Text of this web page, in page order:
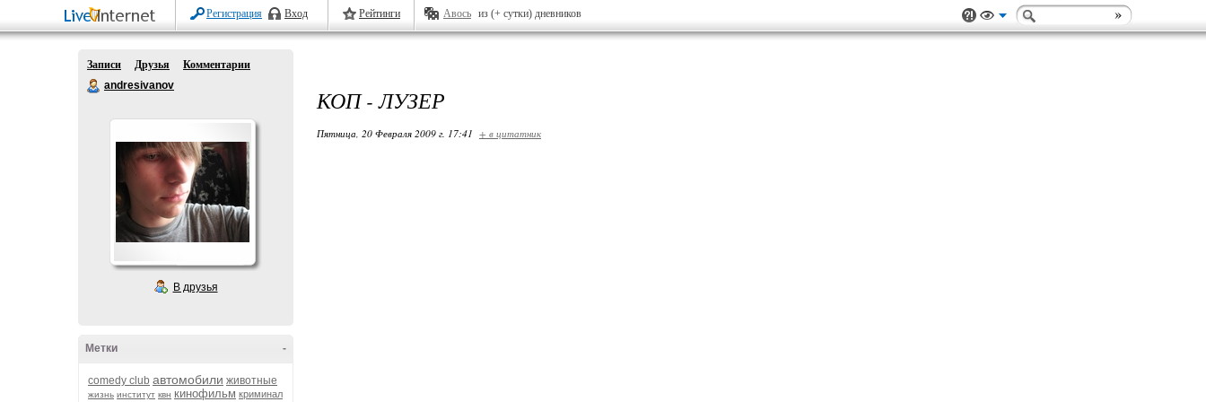
Регистрация Вход Рейтинги Авось из (+ сутки) дневников
Записи Друзья
Комментарии
andresivanov
В друзья
-
Метки
comedy club автомобили животные
жизнь институт квн кинофильм криминал
КОП - ЛУЗЕР
Пятница, 20 Февраля 2009 г. 17:41 + в цитатник